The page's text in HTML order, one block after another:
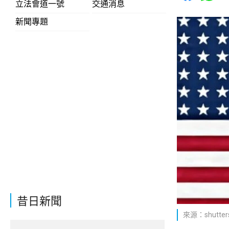
立法會道一號
交通消息
新聞專題
昔日新聞
來源：